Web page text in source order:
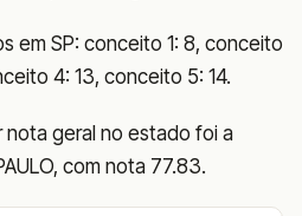
em SP: conceito 1: 8, conceito
4: 13, conceito 5: 14.
nota geral no estado foi a
com nota 77.83.